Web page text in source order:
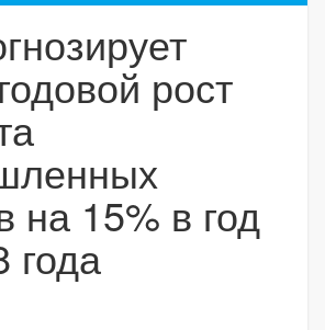
рост
на 15% в год
года